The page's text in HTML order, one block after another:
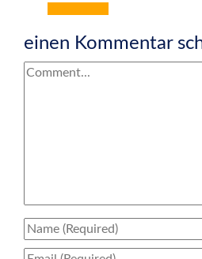
einen Kommentar